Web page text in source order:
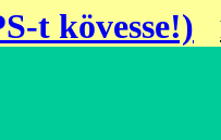
t kövesse!)